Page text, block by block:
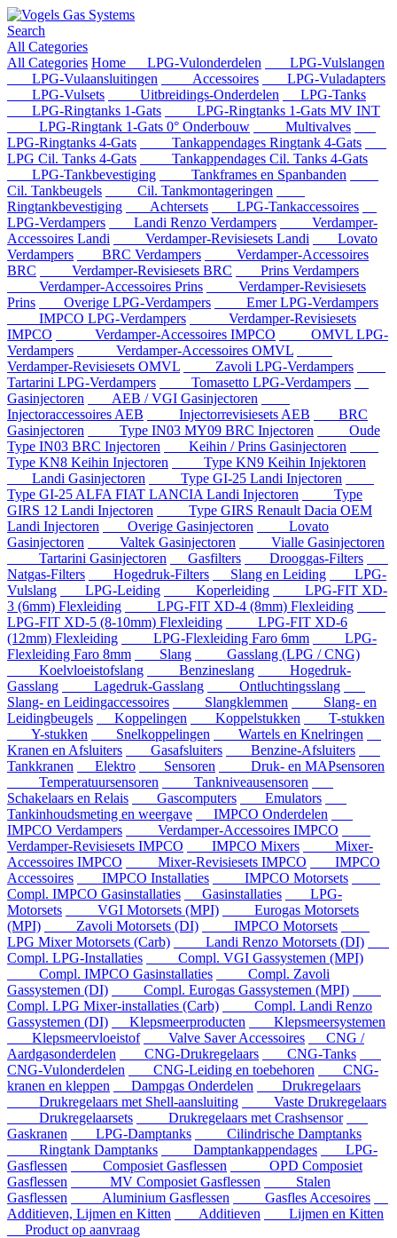
Search
All Categories
All Categories Home LPG-Vulonderdelen
LPG-Vulslangen
LPG-Vulaansluitingen
Accessoires
LPG-Vuladapters
LPG-Vulsets
Uitbreidings-Onderdelen
LPG-Tanks
LPG-Ringtanks 1-Gats
LPG-Ringtanks 1-Gats MV INT
LPG-Ringtank 1-Gats 0° Onderbouw
Multivalves
LPG-Ringtanks 4-Gats
Tankappendages Ringtank 4-Gats
LPG Cil. Tanks 4-Gats
Tankappendages Cil. Tanks 4-Gats
LPG-Tankbevestiging
Tankframes en Spanbanden
Cil. Tankbeugels
Cil. Tankmontageringen
Ringtankbevestiging
Achtersets
LPG-Tankaccessoires
LPG-Verdampers
Landi Renzo Verdampers
Verdamper-
Accessoires Landi
Verdamper-Revisiesets Landi
Lovato
Verdampers
BRC Verdampers
Verdamper-Accessoires
BRC
Verdamper-Revisiesets BRC
Prins Verdampers
Verdamper-Accessoires Prins
Verdamper-Revisiesets
Prins
Overige LPG-Verdampers
Emer LPG-Verdampers
IMPCO LPG-Verdampers
Verdamper-Revisiesets
IMPCO
Verdamper-Accessoires IMPCO
OMVL LPG-
Verdampers
Verdamper-Accessoires OMVL
Verdamper-Revisiesets OMVL
Zavoli LPG-Verdampers
Tartarini LPG-Verdampers
Tomasetto LPG-Verdampers
Gasinjectoren
AEB / VGI Gasinjectoren
Injectoraccessoires AEB
Injectorrevisiesets AEB
BRC
Gasinjectoren
Type IN03 MY09 BRC Injectoren
Oude
Type IN03 BRC Injectoren
Keihin / Prins Gasinjectoren
Type KN8 Keihin Injectoren
Type KN9 Keihin Injektoren
Landi Gasinjectoren
Type GI-25 Landi Injectoren
Type GI-25 ALFA FIAT LANCIA Landi Injectoren
Type
GIRS 12 Landi Injectoren
Type GIRS Renault Dacia OEM
Landi Injectoren
Overige Gasinjectoren
Lovato
Gasinjectoren
Valtek Gasinjectoren
Vialle Gasinjectoren
Tartarini Gasinjectoren
Gasfilters
Drooggas-Filters
Natgas-Filters
Hogedruk-Filters Slang en Leiding
LPG-
Vulslang
LPG-Leiding Koperleiding
LPG-FIT XD-
3 (6mm) Flexleiding
LPG-FIT XD-4 (8mm) Flexleiding
LPG-FIT XD-5 (8-10mm) Flexleiding
LPG-FIT XD-6
(12mm) Flexleiding
LPG-Flexleiding Faro 6mm
LPG-
Flexleiding Faro 8mm
Slang
Gasslang (LPG / CNG)
Koelvloeistofslang
Benzineslang
Hogedruk-
Gasslang
Lagedruk-Gasslang
Ontluchtingsslang
Slang- en Leidingaccessoires
Slangklemmen
Slang- en
Leidingbeugels
Koppelingen Koppelstukken
T-stukken
Y-stukken
Snelkoppelingen
Wartels en Knelringen
Kranen en Afsluiters
Gasafsluiters
Benzine-Afsluiters
Tankkranen
Elektro Sensoren
Druk- en MAPsensoren
Temperatuursensoren
Tankniveausensoren
Schakelaars en Relais
Gascomputers
Emulators
Tankinhoudsmeting en weergave
IMPCO Onderdelen
IMPCO Verdampers
Verdamper-Accessoires IMPCO
Verdamper-Revisiesets IMPCO
IMPCO Mixers
Mixer-
Accessoires IMPCO
Mixer-Revisiesets IMPCO
IMPCO
Accessoires
IMPCO Installaties
IMPCO Motorsets
Compl. IMPCO Gasinstallaties
Gasinstallaties
LPG-
Motorsets
VGI Motorsets (MPI)
Eurogas Motorsets
(MPI)
Zavoli Motorsets (DI)
IMPCO Motorsets
LPG Mixer Motorsets (Carb)
Landi Renzo Motorsets (DI)
Compl. LPG-Installaties
Compl. VGI Gassystemen (MPI)
Compl. IMPCO Gasinstallaties
Compl. Zavoli
Gassystemen (DI)
Compl. Eurogas Gassystemen (MPI)
Compl. LPG Mixer-installaties (Carb)
Compl. Landi Renzo
Gassystemen (DI)
Klepsmeerproducten
Klepsmeersystemen
Klepsmeervloeistof
Valve Saver Accessoires
CNG /
Aardgasonderdelen
CNG-Drukregelaars
CNG-Tanks
CNG-Vulonderdelen
CNG-Leiding en toebehoren
CNG-
kranen en kleppen
Dampgas Onderdelen
Drukregelaars
Drukregelaars met Shell-aansluiting
Vaste Drukregelaars
Drukregelaarsets
Drukregelaars met Crashsensor
Gaskranen
LPG-Damptanks
Cilindrische Damptanks
Ringtank Damptanks
Damptankappendages
LPG-
Gasflessen
Composiet Gasflessen
OPD Composiet
Gasflessen
MV Composiet Gasflessen
Stalen
Gasflessen
Aluminium Gasflessen
Gasfles Accesoires
Additieven, Lijmen en Kitten
Additieven
Lijmen en Kitten
Product op aanvraag